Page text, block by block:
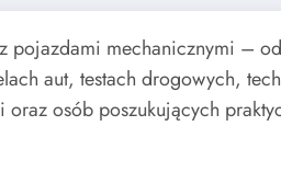
pojazdami mechanicznymi –
aut, testach drogowych,
osób poszukujących